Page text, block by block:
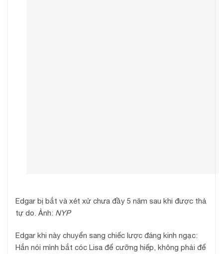
Edgar bị bắt và xét xử chưa đầy 5 năm sau khi được thả
tự do. Ảnh: NYP
Edgar khi này chuyển sang chiếc lược đáng kinh ngạc:
Hắn nói mình bắt cóc Lisa để cưỡng hiếp, không phải để